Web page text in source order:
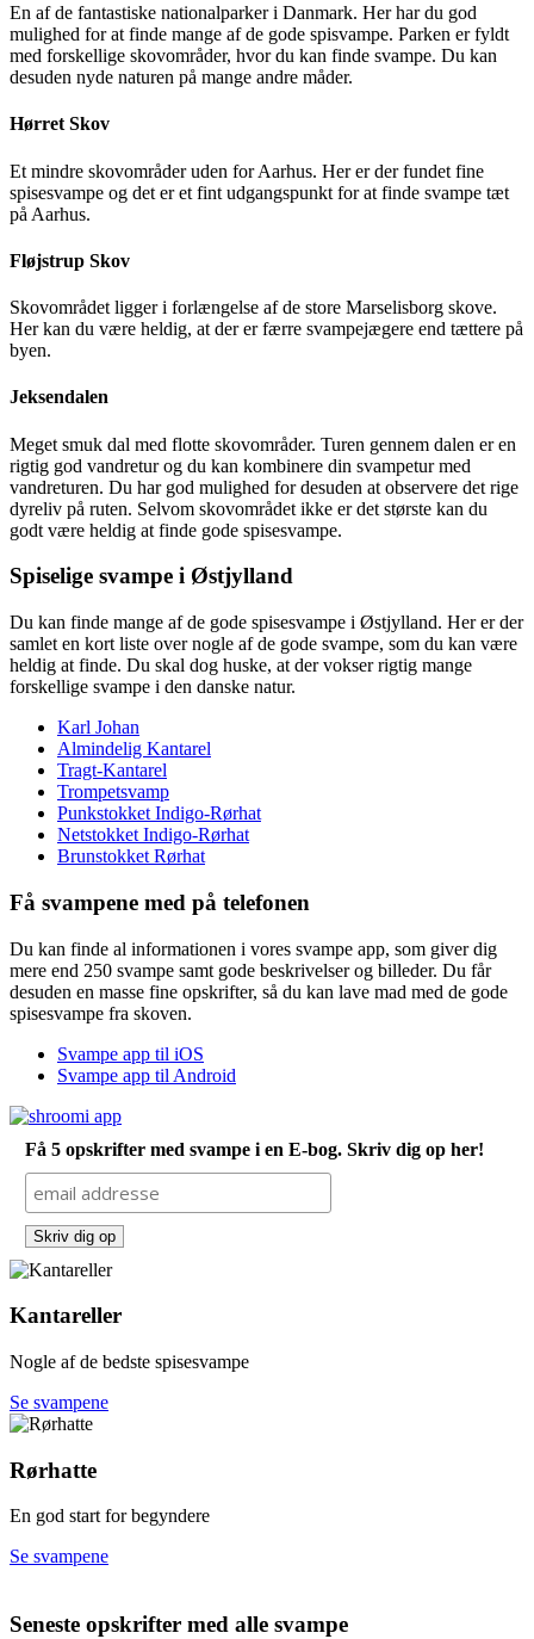
En af de fantastiske nationalparker i Danmark. Her har du god
mulighed for at finde mange af de gode spisvampe. Parken er fyldt
med forskellige skovområder, hvor du kan finde svampe. Du kan
desuden nyde naturen på mange andre måder.
Hørret Skov
Et mindre skovområder uden for Aarhus. Her er der fundet fine
spisesvampe og det er et fint udgangspunkt for at finde svampe tæt
på Aarhus.
Fløjstrup Skov
Skovområdet ligger i forlængelse af de store Marselisborg skove.
Her kan du være heldig, at der er færre svampejægere end tættere på
byen.
Jeksendalen
Meget smuk dal med flotte skovområder. Turen gennem dalen er en
rigtig god vandretur og du kan kombinere din svampetur med
vandreturen. Du har god mulighed for desuden at observere det rige
dyreliv på ruten. Selvom skovområdet ikke er det største kan du
godt være heldig at finde gode spisesvampe.
Spiselige svampe i Østjylland
Du kan finde mange af de gode spisesvampe i Østjylland. Her er der
samlet en kort liste over nogle af de gode svampe, som du kan være
heldig at finde. Du skal dog huske, at der vokser rigtig mange
forskellige svampe i den danske natur.
Karl Johan
Almindelig Kantarel
Tragt-Kantarel
Trompetsvamp
Punkstokket Indigo-Rørhat
Netstokket Indigo-Rørhat
Brunstokket Rørhat
Få svampene med på telefonen
Du kan finde al informationen i vores svampe app, som giver dig
mere end 250 svampe samt gode beskrivelser og billeder. Du får
desuden en masse fine opskrifter, så du kan lave mad med de gode
spisesvampe fra skoven.
Svampe app til iOS
Svampe app til Android
Få 5 opskrifter med svampe i en E-bog. Skriv dig op her!
Kantareller
Nogle af de bedste spisesvampe
Se svampene
Rørhatte
En god start for begyndere
Se svampene
Seneste opskrifter med alle svampe